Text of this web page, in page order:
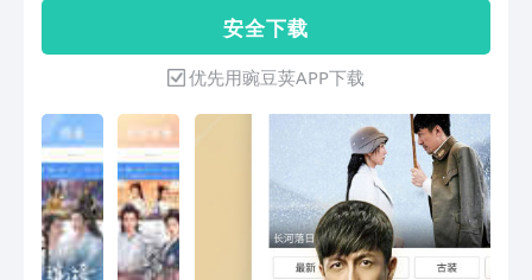
预约!【臻享4K 看见不一样的人世间】
《人类志》《凉子访谈录》《火星七日》
《毒资追踪》等热门纪录片带你足不出户
场舞、健康养生、生活小常识、军事、历
史、猎奇、体育、美食、宠物、时尚、旅
游等内容。海量视频，影视大全！你想看
的，这里都有！【热搜资源，看你所想】
《乌蒙深处》绝美！毛晓彤村秀舞台展示
苗绣；《时差一万公里》罗晋任素汐当网
红笑料百出；《沉默的荣耀》东海情报小
组往事；《陌上又花开》乡村振兴拼搏向
前；《真心英雄》实力派演绎英雄真实故
事；《孤战迷城》黄景瑜辛芷蕾谍战交
安 全 下 载
优先用豌豆荚APP下载